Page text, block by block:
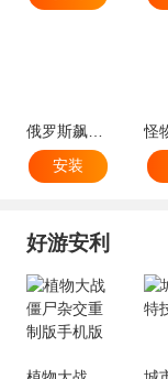
俄罗斯飙车模拟器3D
安装
好游安利